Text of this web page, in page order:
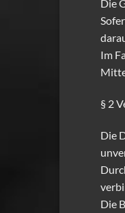
Die
Im
§ 2
Die
Die